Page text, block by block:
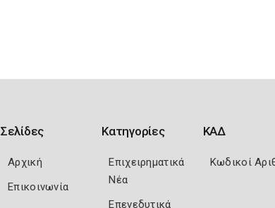
Σελίδες
Αρχική
Επικοινωνία
Κατηγορίες
Επιχειρηματικά
Νέα
Επενεδυτικά
ΚΑΔ
Κωδικοί